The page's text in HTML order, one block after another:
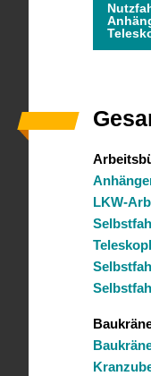
LKW-